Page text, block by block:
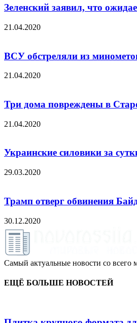
Зеленский заявил, что
21.04.2020
ВСУ обстреляли из
21.04.2020
Три дома повреждены в
21.04.2020
Украинские силовики за
29.03.2020
Трамп отверг обвинения
30.12.2020
Самый актуальные новости со
ЕЩЁ БОЛЬШЕ НОВОСТЕЙ